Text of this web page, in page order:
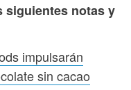
siguientes notas y
impulsarán
sin cacao